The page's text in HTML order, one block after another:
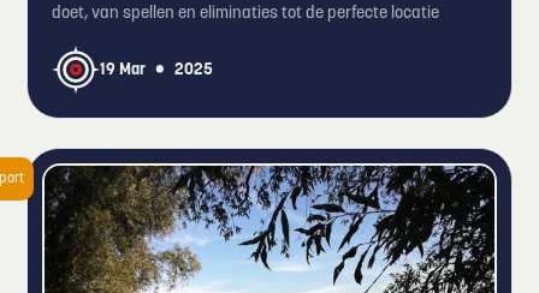
doet, van spellen en eliminaties tot de perfecte locatie
19 Mar • 2025